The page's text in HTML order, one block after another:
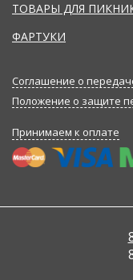
ТОВАРЫ ДЛЯ
ФАРТУКИ
Соглашение о
Положение о защите
Принимаем к оплате